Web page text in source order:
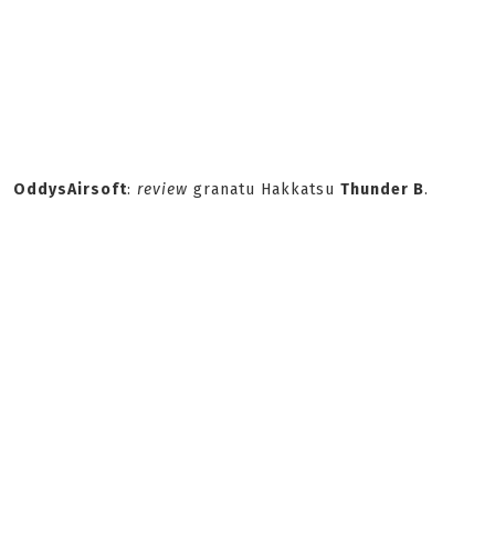
OddysAirsoft: review granatu Hakkatsu Thunder B.